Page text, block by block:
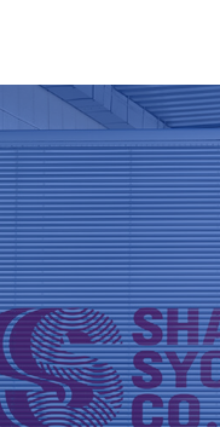
OA機器配送
OFFICE
大型家具配
数字でわか
COMPANY
配送設備